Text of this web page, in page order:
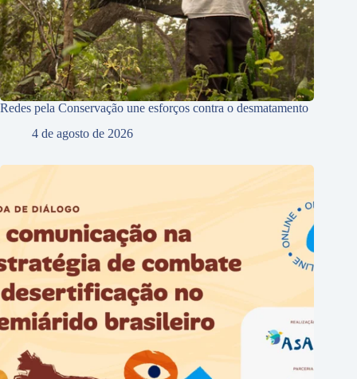
Redes pela Conservação une esforços contra o desmatamento
4 de agosto de 2026